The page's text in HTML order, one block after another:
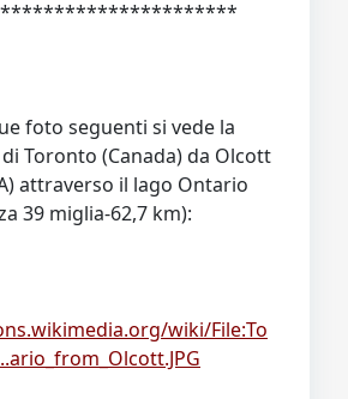
foto seguenti si vede la
Toronto (Canada) da Olcott
attraverso il lago Ontario
39 miglia-62,7 km):
wiki/File:To